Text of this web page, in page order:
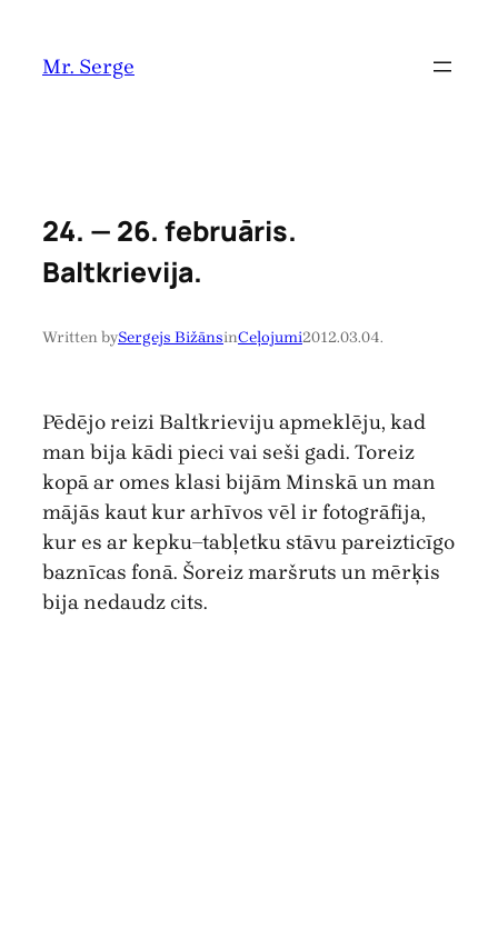
saturu
Mr. Serge
24. — 26. februāris.
Baltkrievija.
Written bySergejs BižānsinCeļojumi2012.03.04.
Pēdējo reizi Baltkrieviju apmeklēju, kad
man bija kādi pieci vai seši gadi. Toreiz
kopā ar omes klasi bijām Minskā un man
mājās kaut kur arhīvos vēl ir fotogrāfija,
kur es ar kepku–tabļetku stāvu pareizticīgo
baznīcas fonā. Šoreiz maršruts un mērķis
bija nedaudz cits.